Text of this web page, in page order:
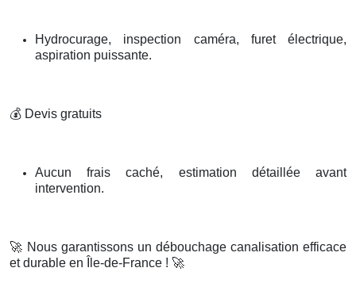
Hydrocurage, inspection caméra, furet électrique,
aspiration puissante.
💰 Devis gratuits
Aucun frais caché, estimation détaillée avant
intervention.
🚀 Nous garantissons un débouchage canalisation efficace
et durable en Île-de-France ! 🚀